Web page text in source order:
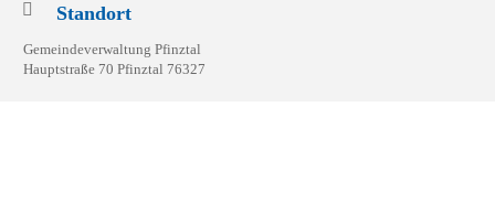
Standort
Gemeindeverwaltung Pfinztal
Hauptstraße 70 Pfinztal 76327